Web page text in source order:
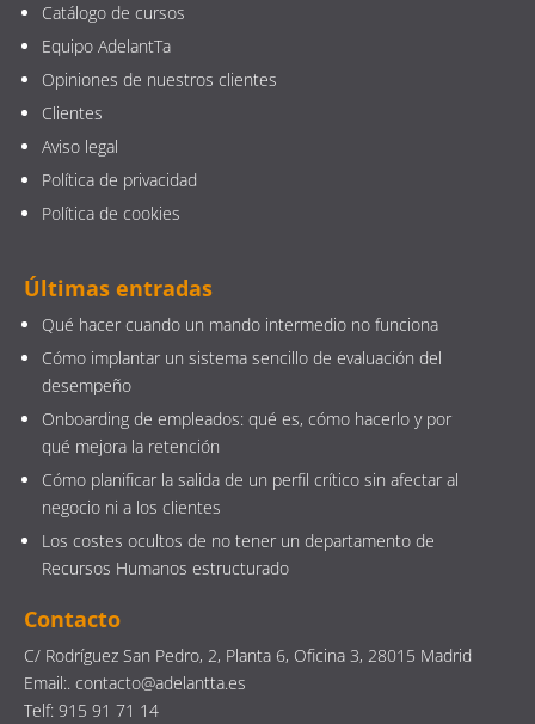
Catálogo de cursos
Equipo AdelantTa
Opiniones de nuestros clientes
Clientes
Aviso legal
Política de privacidad
Política de cookies
Últimas entradas
Qué hacer cuando un mando intermedio no funciona
Cómo implantar un sistema sencillo de evaluación del
desempeño
Onboarding de empleados: qué es, cómo hacerlo y por
qué mejora la retención
Cómo planificar la salida de un perfil crítico sin afectar al
negocio ni a los clientes
Los costes ocultos de no tener un departamento de
Recursos Humanos estructurado
Contacto
C/ Rodríguez San Pedro, 2, Planta 6, Oficina 3, 28015 Madrid
Email:. contacto@adelantta.es
Telf: 915 91 71 14